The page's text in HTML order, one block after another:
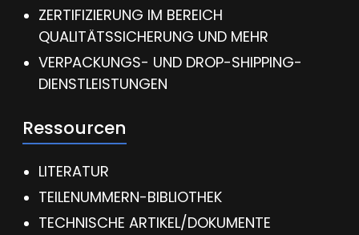
ZERTIFIZIERUNG IM BEREICH
QUALITÄTSSICHERUNG UND MEHR
VERPACKUNGS- UND DROP-SHIPPING-
DIENSTLEISTUNGEN
Ressourcen
LITERATUR
TEILENUMMERN-BIBLIOTHEK
TECHNISCHE ARTIKEL/DOKUMENTE